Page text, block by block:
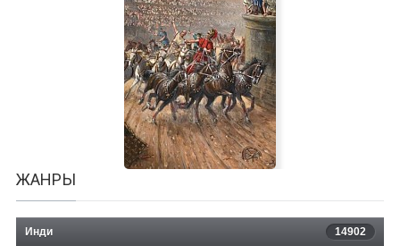
The Black Watchmen
ЖАНРЫ
Инди 14902